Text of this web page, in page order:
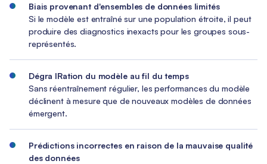
Biais provenant d'ensembles de données limités
Si le modèle est entraîné sur une population étroite, il peut
produire des diagnostics inexacts pour les groupes sous-
représentés.
Dégra IRation du modèle au fil du temps
Sans réentraînement régulier, les performances du modèle
déclinent à mesure que de nouveaux modèles de données
émergent.
Prédictions incorrectes en raison de la mauvaise qualité
des données